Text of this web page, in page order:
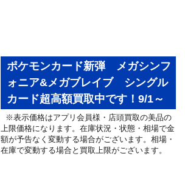
ポケモンカード新弾 メガシンフ
ォニア&メガブレイブ シングル
カード超高額買取中です！9/1～
※表示価格はアプリ会員様・店頭買取の美品の
上限価格になります。在庫状況・状態・相場で金
額が予告なく変動する場合がございます。相場・
在庫で変動する場合と買取上限がございます。